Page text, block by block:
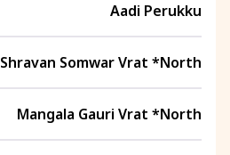
Aadi Perukku
Shravan Somwar Vrat *North
Mangala Gauri Vrat *North